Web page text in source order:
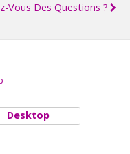
Vous Des Questions ?
Desktop